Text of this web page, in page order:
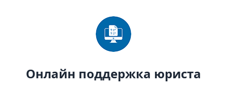
Онлайн поддержка юриста